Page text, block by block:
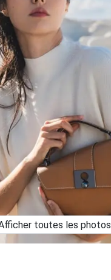
Chargement...
toutes les photos